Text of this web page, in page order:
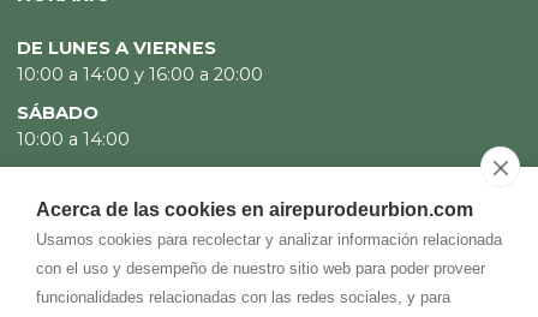
Acerca de las cookies en airepurodeurbion.com
Usamos cookies para recolectar y analizar información relacionada
con el uso y desempeño de nuestro sitio web para poder proveer
funcionalidades relacionadas con las redes sociales, y para
DE LUNES A VIERNES
10:00 a 14:00 y 16:00 a 20:00
SÁBADO
10:00 a 14:00
CERRADO